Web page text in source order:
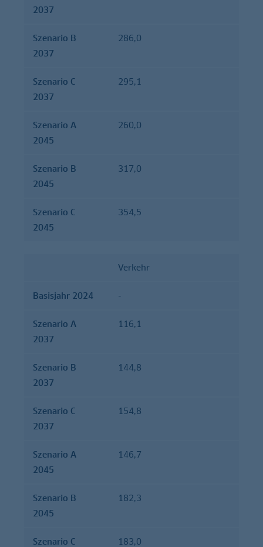
2037
Szenario B
2037
286,0
Szenario C
2037
295,1
Szenario A
2045
260,0
Szenario B
2045
317,0
Szenario C
2045
354,5
Verkehr
Basisjahr 2024 -
Szenario A
2037
116,1
Szenario B
2037
144,8
Szenario C
2037
154,8
Szenario A
2045
146,7
Szenario B
2045
182,3
Szenario C
183,0